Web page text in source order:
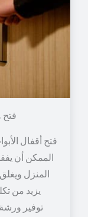
فتح
فتح أقفال
الممكن أن
المنزل
يزيد من
توفير